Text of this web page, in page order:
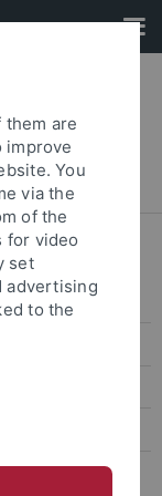
Fellowships
Studies
them are
improve
You
via the
of the
for video
set
advertising
to the